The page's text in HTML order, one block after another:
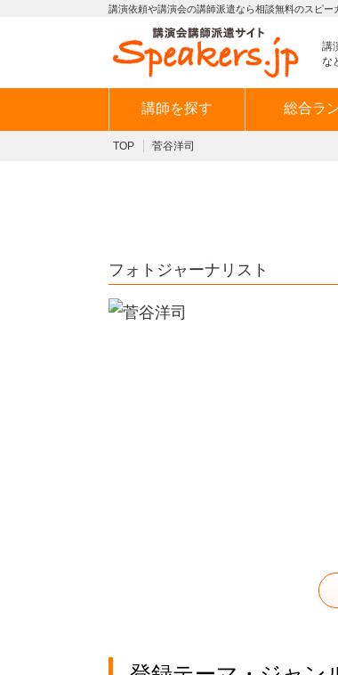
講演依頼や講演会の講師派遣なら相談無料のスピ
講
な
講師を探す 総合ラ
TOP 菅谷洋司
フォトジャーナリスト